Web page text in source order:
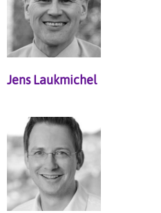
Jens Laukmichel